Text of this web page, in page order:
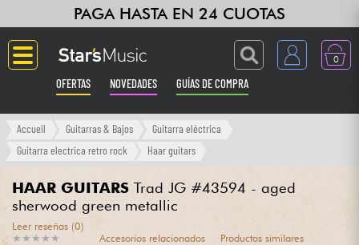
PAGA HASTA EN 24 CUOTAS
0
OFERTAS NOVEDADES GUÍAS DE COMPRA
Langue
Ampli & Efectos
Accueil Guitarras & Bajos
Guitarra eléctrica
Guitarra electrica retro rock
Haar guitars
HAAR GUITARS Trad JG #43594 - aged
sherwood green metallic
★ ★ ★ ★ ★
★ ★ ★ ★ ★
Leer reseñas (0)
Accesorios relacionados
Productos similares